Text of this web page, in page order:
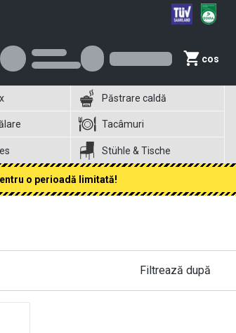
cos
Păstrare caldă
Tacâmuri
Stühle & Tische
o perioadă limitată!
Filtrează după